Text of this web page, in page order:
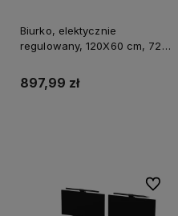
Biurko, elektycznie
regulowany, 120X60 cm, 72-
biały, ULTRADESK
897,99 zł
Do